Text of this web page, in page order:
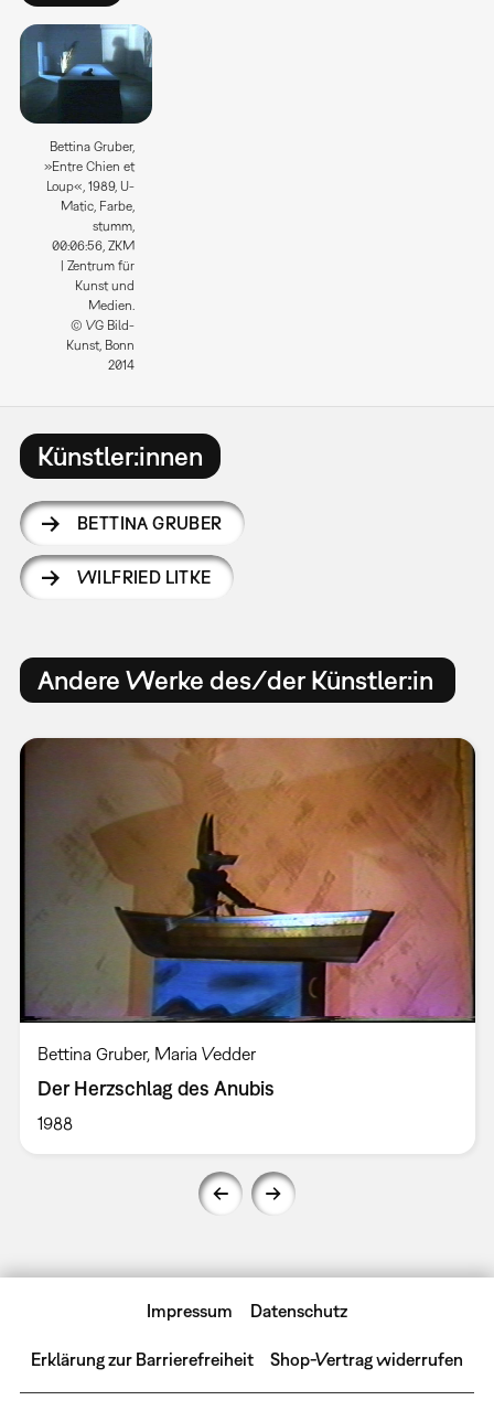
Bettina Gruber,
»Entre Chien et
Loup«, 1989, U-
Matic, Farbe,
stumm,
00:06:56, ZKM
| Zentrum für
Kunst und
Medien.
© VG Bild-
Kunst, Bonn
2014
Künstler:innen
BETTINA GRUBER
WILFRIED LITKE
Andere Werke des/der Künstler:in
Bettina Gruber, Maria Vedder
Der Herzschlag des Anubis
1988
Impressum Datenschutz
Erklärung zur Barrierefreiheit Shop-Vertrag widerrufen